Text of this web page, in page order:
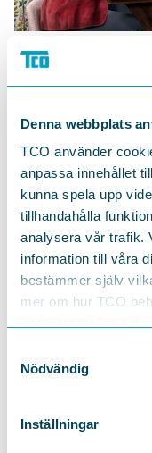
Denna webbplats
TCO använder
anpassa innehållet
kunna spela upp
tillhandahålla
analysera vår trafik.
information till våra
bestämmer själv
mer om hur TCO
Nödvändig
Inställningar
Gäster
Dan Hasson,
Lina Thomsgård,
Maja Aase,